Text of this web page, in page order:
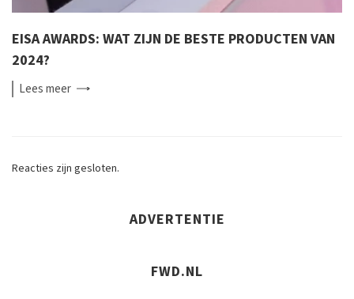
EISA AWARDS: WAT ZIJN DE BESTE PRODUCTEN VAN
2024?
Leesmeer
Reacties zijn gesloten.
ADVERTENTIE
FWD.NL